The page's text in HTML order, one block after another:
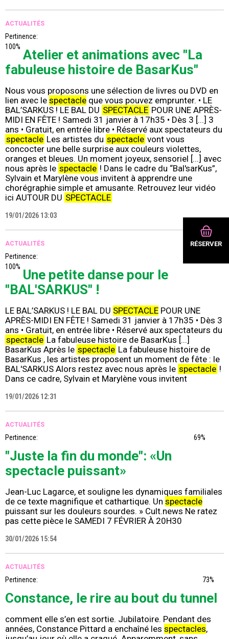
RÉSERVER
ACTUALITÉS
Pertinence:
100%
Atelier et animations avec "La
fabuleuse histoire de BasarKus"
Nous vous proposons une sélection de livres ou DVD en
lien avec le spectacle que vous pouvez emprunter. • LE
BAL’SARKUS ! LE BAL DU SPECTACLE POUR UNE APRÈS-
MIDI EN FÊTE ! Samedi 31 janvier à 17h35 • Dès 3 [...] 3
ans • Gratuit, en entrée libre • Réservé aux spectateurs du
spectacle Les artistes du spectacle vont vous
concocter une belle surprise aux couleurs violettes,
oranges et bleues. Un moment joyeux, sensoriel [...] avec
nous après le spectacle ! Dans le cadre du “Bal'sarKus”,
Sylvain et Marylène vous invitent à apprendre une
chorégraphie simple et amusante. Retrouvez leur vidéo
ici AUTOUR DU SPECTACLE
19/01/2026 13:03
ACTUALITÉS
Pertinence:
100%
Une petite danse pour le
"BAL'SARKUS" !
LE BAL’SARKUS ! LE BAL DU SPECTACLE POUR UNE
APRÈS-MIDI EN FÊTE ! Samedi 31 janvier à 17h35 • Dès 3
ans • Gratuit, en entrée libre • Réservé aux spectateurs du
spectacle La fabuleuse histoire de BasarKus [...]
BasarKus Après le spectacle La fabuleuse histoire de
BasarKus , les artistes proposent un moment de fête : le
BAL'SARKUS Alors restez avec nous après le spectacle !
Dans ce cadre, Sylvain et Marylène vous invitent
19/01/2026 12:31
ACTUALITÉS
Pertinence: 69%
"Juste la fin du monde": «Un
spectacle puissant»
Jean-Luc Lagarce, et souligne les dynamiques familiales
de ce texte magnifique et cathartique. Un spectacle
puissant sur les douleurs sourdes. » Cult.news Ne ratez
pas cette pièce le SAMEDI 7 FÉVRIER À 20H30
30/01/2026 15:54
ACTUALITÉS
Pertinence: 73%
Constance, le rire au bout du tunnel
comment elle s’en est sortie. Jubilatoire. Pendant des
années, Constance Pittard a enchaîné les spectacles,